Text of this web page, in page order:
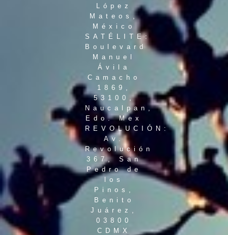
López
Mateos,
México
SATÉLITE:
Boulevard
Manuel
Ávila
Camacho
1869,
53100,
Naucalpan,
Edo. Mex
REVOLUCIÓN:
Av.
Revolución
367, San
Pedro de
los
Pinos,
Benito
Juárez,
03800
CDMX